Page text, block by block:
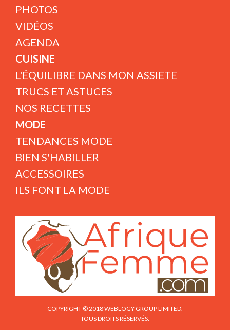
PHOTOS
VIDÉOS
AGENDA
CUISINE
L'ÉQUILIBRE DANS MON ASSIETE
TRUCS ET ASTUCES
NOS RECETTES
MODE
TENDANCES MODE
BIEN S'HABILLER
ACCESSOIRES
ILS FONT LA MODE
COPYRIGHT © 2018 WEBLOGY GROUP LIMITED.
TOUS DROITS RÉSERVÉS.